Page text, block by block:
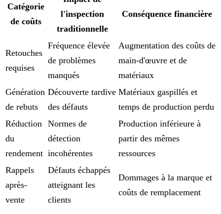
Catégorie
de coûts
l'inspection
traditionnelle
Conséquence financière
Retouches
requises
Fréquence élevée
de problèmes
manqués
Augmentation des coûts de
main-d'œuvre et de
matériaux
Génération
de rebuts
Découverte tardive
des défauts
Matériaux gaspillés et
temps de production perdu
Réduction
du
rendement
Normes de
détection
incohérentes
Production inférieure à
partir des mêmes
ressources
Rappels
après-
vente
Défauts échappés
atteignant les
clients
Dommages à la marque et
coûts de remplacement